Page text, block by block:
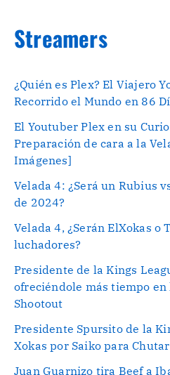
Streamers
¿Quién es Plex? El Viajero
Recorrido el Mundo en 86
El Youtuber Plex en su
Preparación de cara a la
Imágenes]
Velada 4: ¿Será un Rubius
de 2024?
Velada 4, ¿Serán ElXokas o
luchadores?
Presidente de la Kings
ofreciéndole más tiempo en
Shootout
Presidente Spursito de la
Xokas por Saiko para
Juan Guarnizo tira Beef a